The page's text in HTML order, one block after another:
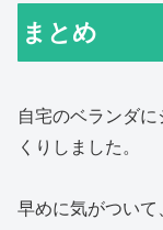
まとめ
自宅のベランダ
くりしました。
早めに気がついて